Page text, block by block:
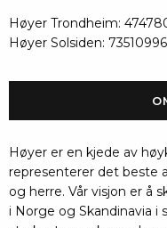
Høyer Trondheim:
Høyer Solsiden: 73510996
Høyer er en kjede av
representerer det beste
og herre. Vår visjon er å
i Norge og Skandinavia i